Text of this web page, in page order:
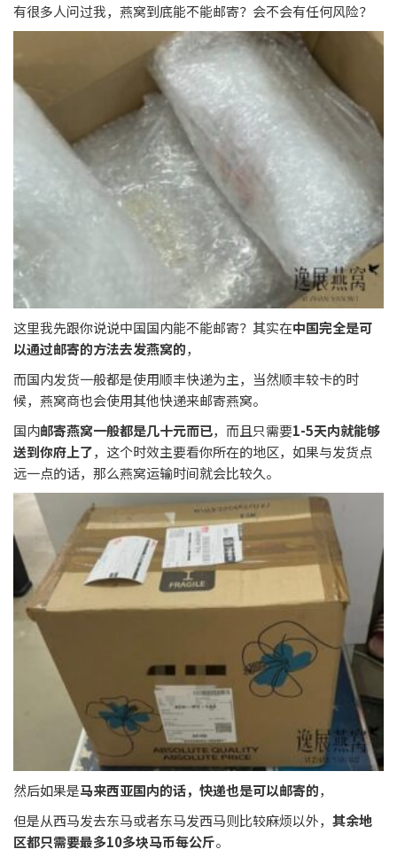
有很多人问过我，燕窝到底能不能邮寄？会不会有任何风险？
这里我先跟你说说中国国内能不能邮寄？其实在中国完全是可
以通过邮寄的方法去发燕窝的，
而国内发货一般都是使用顺丰快递为主，当然顺丰较卡的时
候，燕窝商也会使用其他快递来邮寄燕窝。
国内邮寄燕窝一般都是几十元而已，而且只需要1-5天内就能够
送到你府上了，这个时效主要看你所在的地区，如果与发货点
远一点的话，那么燕窝运输时间就会比较久。
然后如果是马来西亚国内的话，快递也是可以邮寄的，
但是从西马发去东马或者东马发西马则比较麻烦以外， 其余地
区都只需要最多10多块马币每公斤。